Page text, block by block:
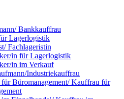
Bankkauffrau
Lagerlogistik
Fachlageristin
in für Lagerlogistik
in im Verkauf
Industriekauffrau
Büromanagement/ Kauffrau für